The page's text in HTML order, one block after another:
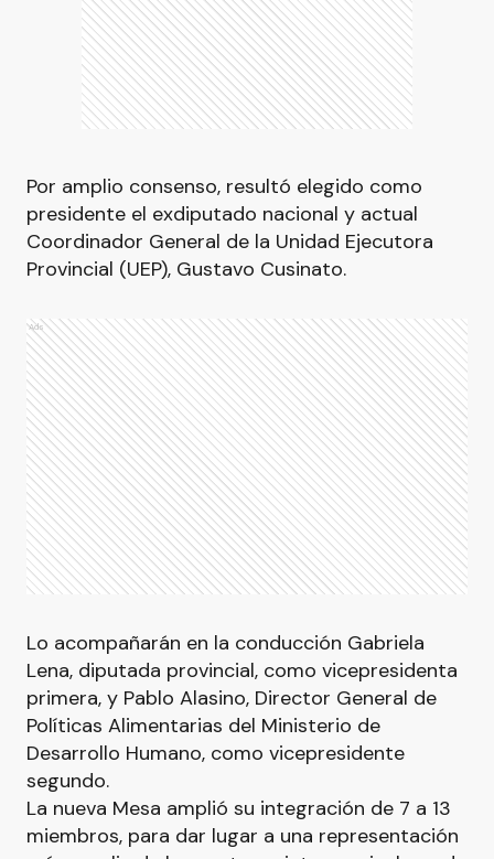
Por amplio consenso, resultó elegido como
presidente el exdiputado nacional y actual
Coordinador General de la Unidad Ejecutora
Provincial (UEP), Gustavo Cusinato.
Ads
Lo acompañarán en la conducción Gabriela
Lena, diputada provincial, como vicepresidenta
primera, y Pablo Alasino, Director General de
Políticas Alimentarias del Ministerio de
Desarrollo Humano, como vicepresidente
segundo.
La nueva Mesa amplió su integración de 7 a 13
miembros, para dar lugar a una representación